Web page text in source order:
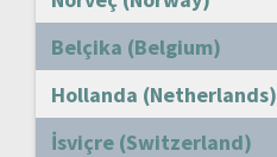
Belçika (Belgium)
Hollanda (Netherlands)
İsviçre (Switzerland)